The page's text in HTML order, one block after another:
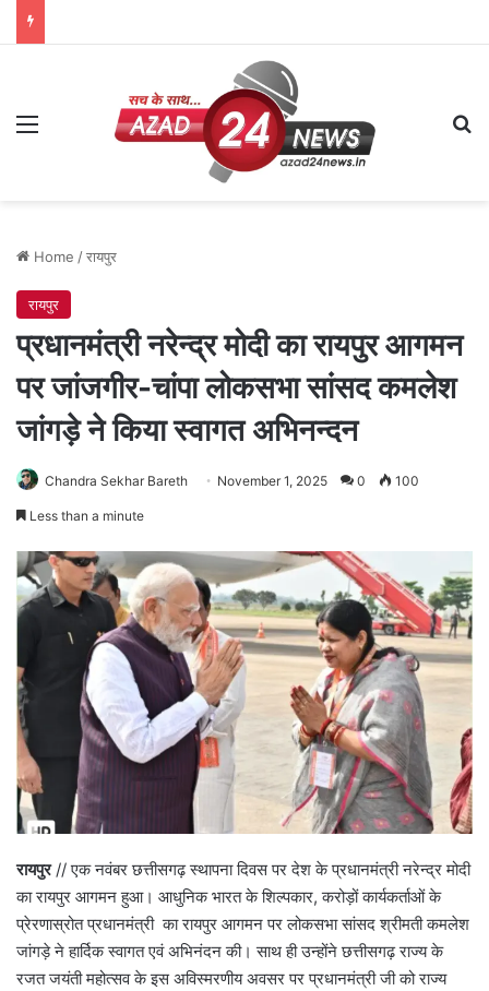
Menu
Home /रायपुर
रायपुर
प्रधानमंत्री नरेन्द्र मोदी का रायपुर आगमन
पर जांजगीर-चांपा लोकसभा सांसद कमलेश
जांगड़े ने किया स्वागत अभिनन्दन
Chandra Sekhar Bareth November 1, 2025 0 100
Less than a minute
रायपुर// एक नवंबर छत्तीसगढ़ स्थापना दिवस पर देश के प्रधानमंत्री नरेन्द्र मोदी
का रायपुर आगमन हुआ। आधुनिक भारत के शिल्पकार, करोड़ों कार्यकर्ताओं के
प्रेरणास्रोत प्रधानमंत्री का रायपुर आगमन पर लोकसभा सांसद श्रीमती कमलेश
जांगड़े ने हार्दिक स्वागत एवं अभिनंदन की। साथ ही उन्होंने छत्तीसगढ़ राज्य के
रजत जयंती महोत्सव के इस अविस्मरणीय अवसर पर प्रधानमंत्री जी को राज्य